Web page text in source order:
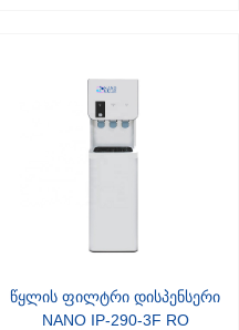
წყლის ფილტრი დისპენსერი
NANO IP-290-3F RO